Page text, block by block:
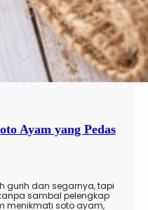
Ayam yang Pedas
gurih dan segarnya, tapi
sambal pelengkap
menikmati soto ayam,